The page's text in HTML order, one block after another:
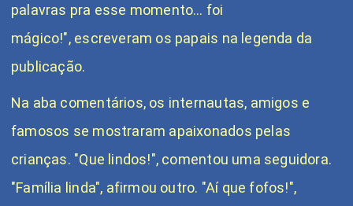
palavras pra esse momento… foi
mágico!", escreveram os papais na legenda da
publicação.
Na aba comentários, os internautas, amigos e
famosos se mostraram apaixonados pelas
crianças. "Que lindos!", comentou uma seguidora.
"Família linda", afirmou outro. "Aí que fofos!",